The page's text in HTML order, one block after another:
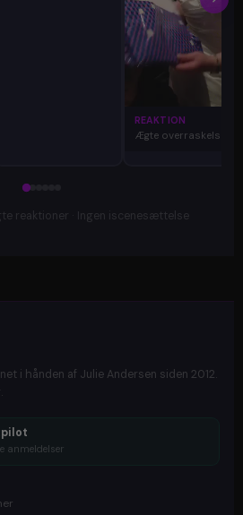
REAKTION
Ægte overraskelse
reaktioner · Ingen iscenesættelse
i hånden af Julie Andersen siden 2012.
anmeldelser